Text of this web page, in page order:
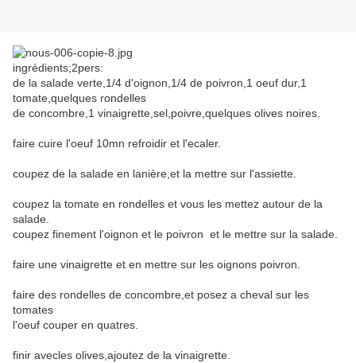
ingrédients;2pers:
de la salade verte,1/4 d'oignon,1/4 de poivron,1 oeuf dur,1
tomate,quelques rondelles
de concombre,1 vinaigrette,sel,poivre,quelques olives noires.
faire cuire l'oeuf 10mn refroidir et l'ecaler.
coupez de la salade en lanière,et la mettre sur l'assiette.
coupez la tomate en rondelles et vous les mettez autour de la
salade.
coupez finement l'oignon et le poivron et le mettre sur la salade.
faire une vinaigrette et en mettre sur les oignons poivron.
faire des rondelles de concombre,et posez a cheval sur les
tomates
l'oeuf couper en quatres.
finir avecles olives,ajoutez de la vinaigrette.